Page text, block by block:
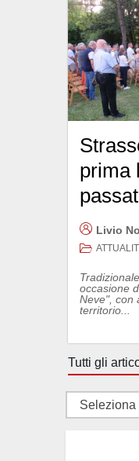
prima
Livio
occasione
Neve", con
territorio...
Tutti gli
Tutti